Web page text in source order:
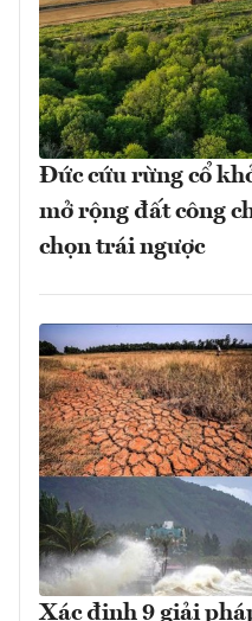
Đức cứu rừng cổ
mở rộng đất công
chọn trái ngược
Xác định 9 giải